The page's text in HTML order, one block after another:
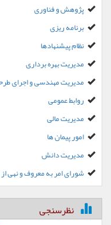
پژوهش و فناوری
برنامه ریزی
نظام پیشنهادها
مدیریت بهره برداری
مدیریت مهندسی و اجرای
روابط عمومی
مدیریت مالی
امور پیمان ها
مدیریت دانش
شورای امر به معروف و نهی
نظرسنجی